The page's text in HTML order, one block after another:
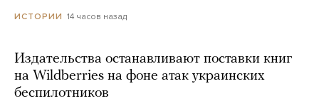
ИСТОРИИ 14 часов назад
Издательства останавливают поставки книг
на Wildberries на фоне атак украинских
беспилотников